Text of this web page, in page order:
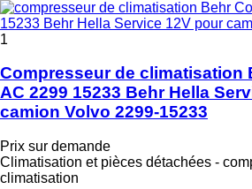
1
Compresseur de climatisation
AC 2299 15233 Behr Hella
camion Volvo 2299-15233
Prix sur demande
Climatisation et pièces détachées -
climatisation